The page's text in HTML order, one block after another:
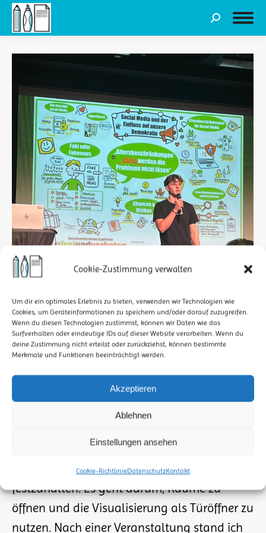
Cookie-Zustimmung verwalten
Um dir ein optimales Erlebnis zu bieten, verwenden wir Technologien wie
Cookies, um Geräteinformationen zu speichern und/oder darauf zuzugreifen.
Wenn du diesen Technologien zustimmst, können wir Daten wie das
Surfverhalten oder eindeutige IDs auf dieser Website verarbeiten. Wenn du
deine Zustimmung nicht erteilst oder zurückziehst, können bestimmte
Merkmale und Funktionen beeinträchtigt werden.
Akzeptieren
Ablehnen
Einstellungen ansehen
Cookie-RichtlinieDatenschutzKontakt
Search:
DIALOG BEGINNT MIT EINEM BILD
Was ich so mache VonStiftMarkerPapier
Dialog beginnt mit einem Bild Wenn ich
zeichne, geht es nicht nur darum, Inhalte
festzuhalten. Es geht darum, Räume zu
öffnen und die Visualisierung als Türöffner zu
nutzen. Nach einer Veranstaltung stand ich